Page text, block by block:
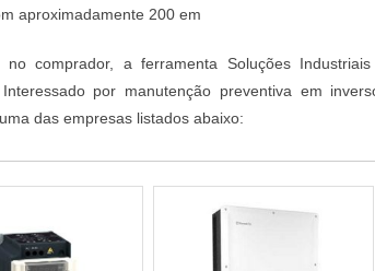
aproximadamente 200 em
no comprador, a ferramenta Soluções
Interessado por manutenção preventiva em
das empresas listados abaixo: